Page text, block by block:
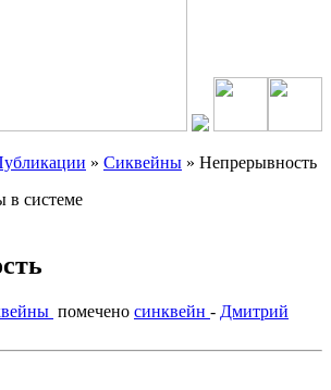
» Сиквейны » Непрерывность
в системе
помечено синквейн - Дмитрий